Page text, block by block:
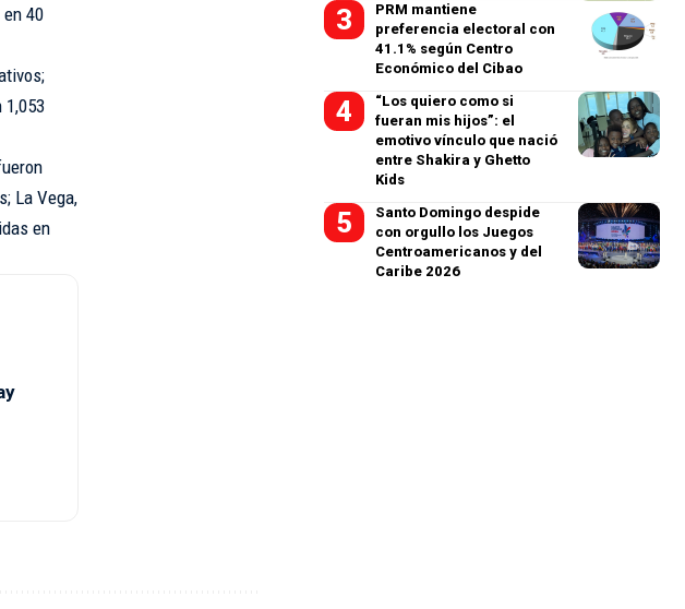
40
1,053
La Vega,
en
PRM mantiene
preferencia electoral con
41.1% según Centro
Económico del Cibao
“Los quiero como si
fueran mis hijos”: el
emotivo vínculo que nació
entre Shakira y Ghetto
Kids
Santo Domingo despide
con orgullo los Juegos
Centroamericanos y del
Caribe 2026